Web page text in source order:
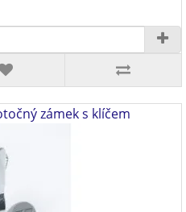
zámek s klíčem